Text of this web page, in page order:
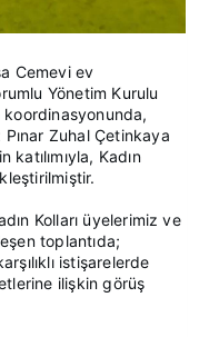
Cemevi ev
Yönetim Kurulu
Pınar Zuhal Çetinkaya
Kadın
Kolları üyelerimiz ve
toplantıda;
istişarelerde
ilişkin görüş